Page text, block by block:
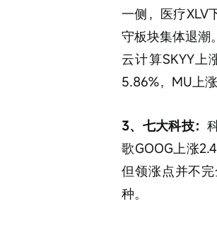
一侧，医疗XLV
守板块集体退潮
云计算SKYY上
5.86%，MU上
3、七大科技：
歌GOOG上涨
但领涨点并不
种。